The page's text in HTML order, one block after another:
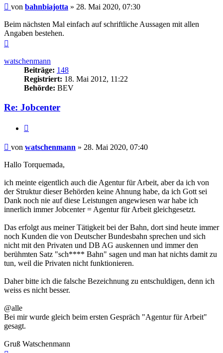
Beitrag
von bahnbiajotta » 28. Mai 2020, 07:30
Beim nächsten Mal einfach auf schriftliche Aussagen mit allen
Angaben bestehen.
watschenmann
Beiträge: 148
Registriert: 18. Mai 2012, 11:22
Behörde: BEV
Re: Jobcenter
Beitrag
von watschenmann » 28. Mai 2020, 07:40
Hallo Torquemada,
ich meinte eigentlich auch die Agentur für Arbeit, aber da ich von
der Struktur dieser Behörden keine Ahnung habe, da ich Gott sei
Dank noch nie auf diese Leistungen angewiesen war habe ich
innerlich immer Jobcenter = Agentur für Arbeit gleichgesetzt.
Das erfolgt aus meiner Tätigkeit bei der Bahn, dort sind heute immer
noch Kunden die von Deutscher Bundesbahn sprechen und sich
nicht mit den Privaten und DB AG auskennen und immer den
berühmten Satz "sch**** Bahn" sagen und man hat nichts damit zu
tun, weil die Privaten nicht funktionieren.
Daher bitte ich die falsche Bezeichnung zu entschuldigen, denn ich
weiss es nicht besser.
@alle
Bei mir wurde gleich beim ersten Gespräch "Agentur für Arbeit"
gesagt.
Gruß Watschenmann